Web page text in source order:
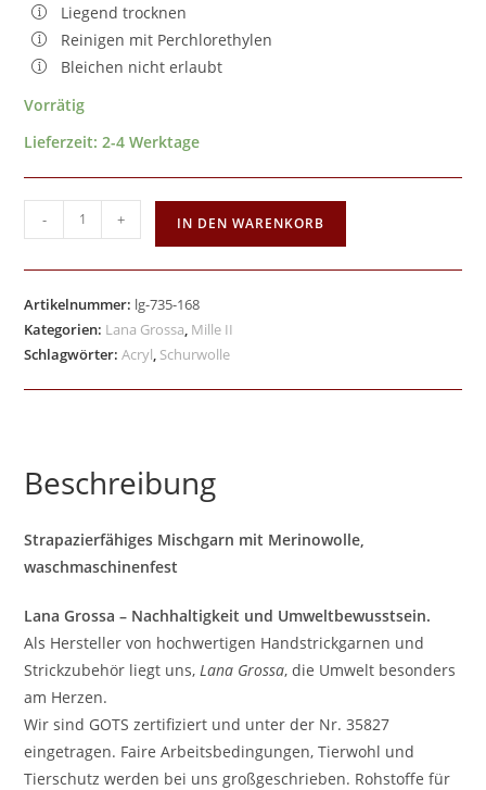
Liegend trocknen
Reinigen mit Perchlorethylen
Bleichen nicht erlaubt
Vorrätig
Lieferzeit:2-4 Werktage
- + IN DEN WARENKORB
Artikelnummer: lg-735-168
Kategorien: Lana Grossa, Mille II
Schlagwörter:Acryl, Schurwolle
Beschreibung
Strapazierfähiges Mischgarn mit Merinowolle,
waschmaschinenfest
Lana Grossa – Nachhaltigkeit und Umweltbewusstsein.
Als Hersteller von hochwertigen Handstrickgarnen und
Strickzubehör liegt uns,Lana Grossa, die Umwelt besonders
am Herzen.
Wir sind GOTS zertifiziert und unter der Nr. 35827
eingetragen. Faire Arbeitsbedingungen, Tierwohl und
Tierschutz werden bei uns großgeschrieben. Rohstoffe für